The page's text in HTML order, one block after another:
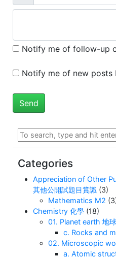
Notify me of follow-up
Notify me of new posts
Categories
Appreciation of Other
其他公開試題目賞識 (3)
Mathematics M2
Chemistry 化學 (18)
01. Planet earth 地球
c. Rocks and
02. Microscopic
a. Atomic